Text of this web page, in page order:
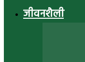
जीवनशैली